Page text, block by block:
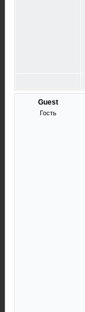
Guest
Гость